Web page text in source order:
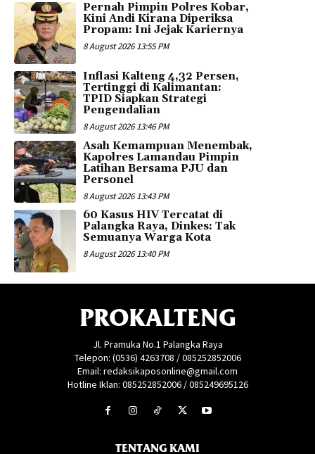
Pernah Pimpin Polres Kobar,
Kini Andi Kirana Diperiksa
Propam: Ini Jejak Kariernya
8 August 2026 13:55 PM
Inflasi Kalteng 4,32 Persen,
Tertinggi di Kalimantan:
TPID Siapkan Strategi
Pengendalian
8 August 2026 13:46 PM
Asah Kemampuan Menembak,
Kapolres Lamandau Pimpin
Latihan Bersama PJU dan
Personel
8 August 2026 13:43 PM
60 Kasus HIV Tercatat di
Palangka Raya, Dinkes: Tak
Semuanya Warga Kota
8 August 2026 13:40 PM
PROKALTENG
Jl. Pramuka No.1 Palangka Raya
Telepon: (0536) 4263708 / 085252852006
Email: redaksikaposonline@gmail.com
Hotline Iklan: 085252852006 / 085249695126
TENTANG KAMI